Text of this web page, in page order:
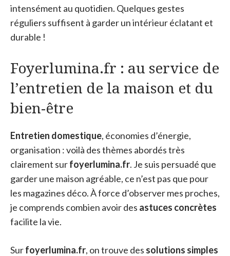
intensément au quotidien. Quelques gestes
réguliers suffisent à garder un intérieur éclatant et
durable !
Foyerlumina.fr : au service de
l’entretien de la maison et du
bien-être
Entretien domestique, économies d’énergie,
organisation : voilà des thèmes abordés très
clairement surfoyerlumina.fr. Je suis persuadé que
garder une maison agréable, ce n’est pas que pour
les magazines déco. À force d’observer mes proches,
je comprends combien avoir des astuces concrètes
facilite la vie.
Surfoyerlumina.fr, on trouve des solutions simples